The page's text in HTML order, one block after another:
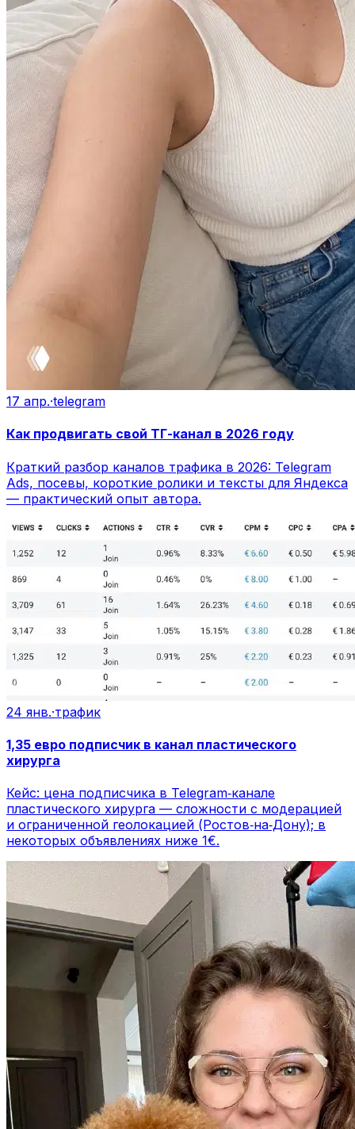
17 апр.·telegram
Как продвигать свой ТГ-канал в 2026 году
Краткий разбор каналов трафика в 2026: Telegram
Ads, посевы, короткие ролики и тексты для Яндекса
— практический опыт автора.
24 янв.·трафик
1,35 евро подписчик в канал пластического
хирурга
Кейс: цена подписчика в Telegram‑канале
пластического хирурга — сложности с модерацией
и ограниченной геолокацией (Ростов‑на‑Дону); в
некоторых объявлениях ниже 1€.